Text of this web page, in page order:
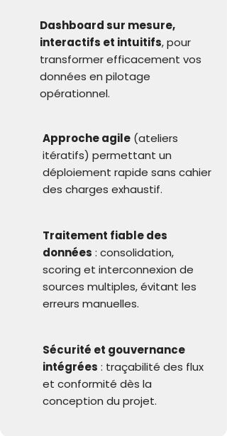
Dashboard sur mesure,
interactifs et intuitifs, pour
transformer efficacement vos
données en pilotage
opérationnel.
Approche agile (ateliers
itératifs) permettant un
déploiement rapide sans cahier
des charges exhaustif.
Traitement fiable des
données : consolidation,
scoring et interconnexion de
sources multiples, évitant les
erreurs manuelles.
Sécurité et gouvernance
intégrées : traçabilité des flux
et conformité dès la
conception du projet.